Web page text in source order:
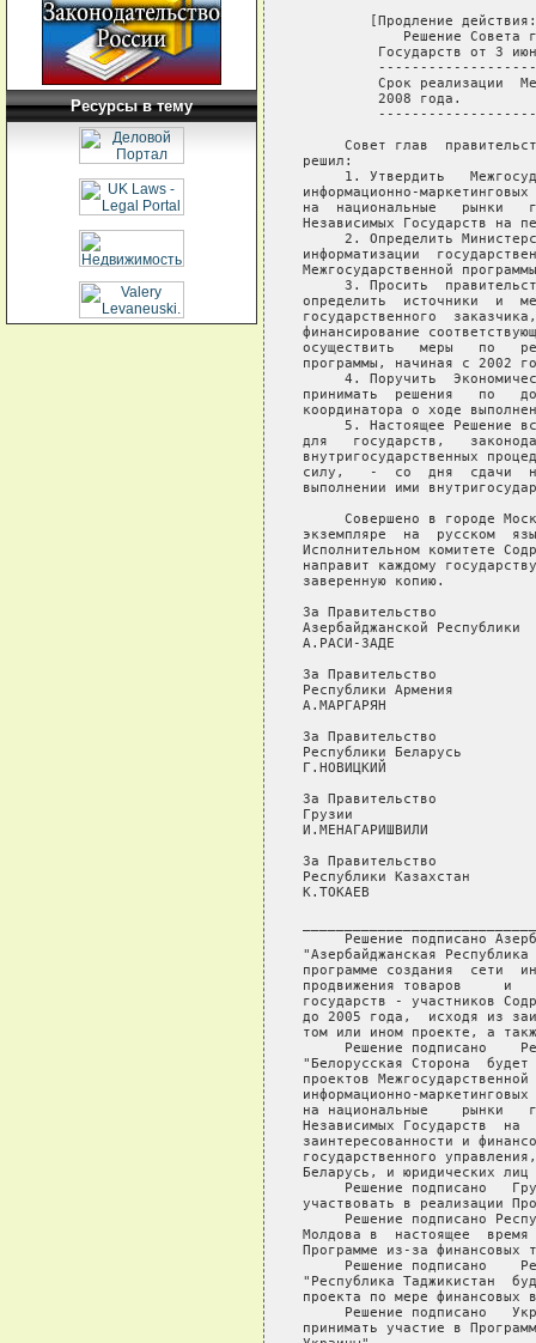
Ресурсы в тему
        [Продление действия:
Решение Совета
Государств от 3
Срок реализации
         2008 года.
Совет глав
решил:
1. Утвердить
информационно-
на  национальные   рынки
Независимых Государств на
2. Определить
информатизации
Межгосударственной
3. Просить
определить  источники  и
государственного
финансирование
осуществить   меры   по
программы, начиная с 2002
4. Поручить
принимать  решения   по
координатора о ходе
5. Настоящее Решение
для   государств,
внутригосударственных
силу,   -  со  дня  сдачи  на
выполнении ими
Совершено в городе
экземпляре  на  русском
Исполнительном комитете
направит каждому
заверенную копию.
За Правительство
Азербайджанской
А.РАСИ-ЗАДЕ
За Правительство
Республики Армения
А.МАРГАРЯН
За Правительство
Республики Беларусь
Г.НОВИЦКИЙ
За Правительство
Грузии
И.МЕНАГАРИШВИЛИ
За Правительство
Республики Казахстан
К.ТОКАЕВ
Решение подписано
"Азербайджанская
программе создания  сети
продвижения товаров
государств - участников
до 2005 года,  исходя из
том или ином проекте, а
Решение подписано
"Белорусская Сторона
проектов
информационно-
на национальные    рынки
Независимых Государств
заинтересованности и
государственного
Беларусь, и юридических
Решение подписано
участвовать в реализации
Решение подписано
Молдова в  настоящее
Программе из-за финансовых
Решение подписано
"Республика Таджикистан
проекта по мере финансовых
Решение подписано
принимать участие в